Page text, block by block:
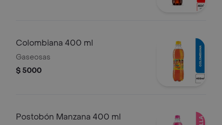
Colombiana 400 ml
Gaseosas
$ 5000
Postobón Manzana 400 ml